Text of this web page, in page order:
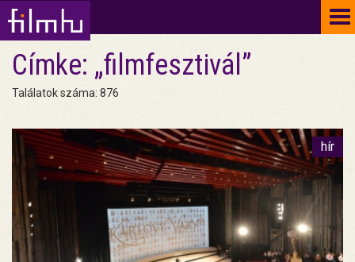
Címke: „filmfesztivál”
Találatok száma: 876
hír